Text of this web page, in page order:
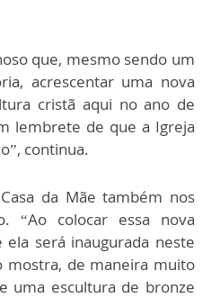
que, mesmo sendo um
acrescentar uma nova
cristã aqui no ano de
lembrete de que a Igreja
continua.
da Mãe também nos
“Ao colocar essa nova
será inaugurada neste
de maneira muito
uma escultura de bronze